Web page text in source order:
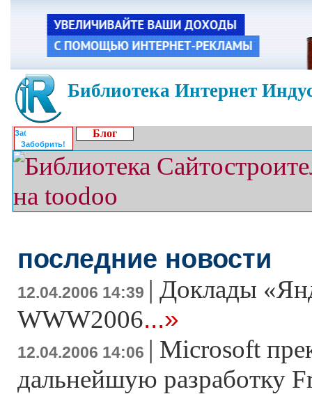
Библиотека Интернет
Забобрить!
Блог
последние новости
12.04.2006 14:39 | Доклады
WWW2006...»
12.04.2006 14:06 | Microsoft
дальнейшую разработку